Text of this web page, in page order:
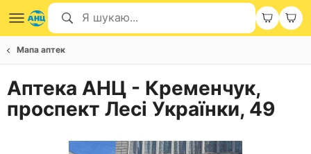
Мапа аптек
Аптека АНЦ - Кременчук,
проспект Лесі Українки, 49